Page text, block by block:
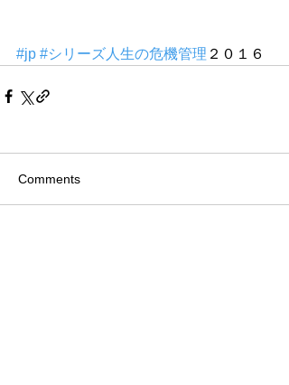
#jp #シリーズ人生の危機管理 ２０１６
Comments